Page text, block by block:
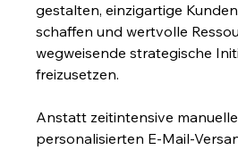
gestalten, einzigartige
schaffen und wertvolle
wegweisende strategische
freizusetzen.
Anstatt zeitintensive
personalisierten E-Mail-